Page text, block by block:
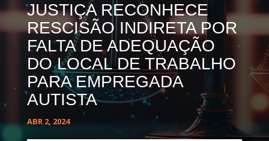
JUSTIÇA RECONHECE
RESCISÃO INDIRETA POR
FALTA DE ADEQUAÇÃO
DO LOCAL DE TRABALHO
PARA EMPREGADA
AUTISTA
ABR 2, 2024